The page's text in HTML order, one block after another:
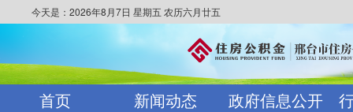
今天是：2026年8月7日 星期五 农历六月廿五
首页 新闻动态 政府信息公开